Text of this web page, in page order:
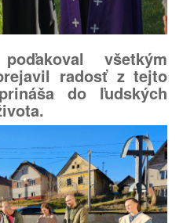
všetkým
radosť z tejto
do ľudských